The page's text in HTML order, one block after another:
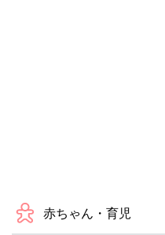
赤ちゃん・育児